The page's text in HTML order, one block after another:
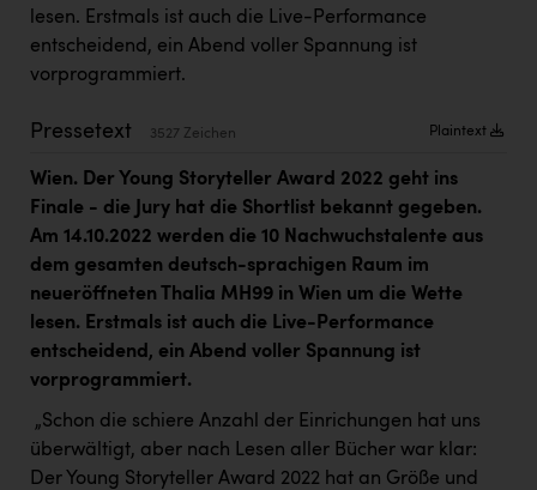
INTERSPAR
INTERSPORT Austria
Kärcher
Karin Liedl
KEBA
KIWI Kinderwunsch Institut Dr. Loimer
KLIPP Frisör
Kleider Bauer
Kremsmüller Anlagenbau GmbH
lesen. Erstmals ist auch die Live-Performance
entscheidend, ein Abend voller Spannung ist
vorprogrammiert.
Pressetext 3527 Zeichen Plaintext
Wien. Der Young Storyteller Award 2022 geht ins
Finale - die Jury hat die Shortlist bekannt gegeben.
Am 14.10.2022 werden die 10 Nachwuchstalente aus
dem gesamten deutsch-sprachigen Raum im
neueröffneten Thalia MH99 in Wien um die Wette
lesen. Erstmals ist auch die Live-Performance
entscheidend, ein Abend voller Spannung ist
vorprogrammiert.
„Schon die schiere Anzahl der Einrichungen hat uns
überwältigt, aber nach Lesen aller Bücher war klar:
Der Young Storyteller Award 2022 hat an Größe und